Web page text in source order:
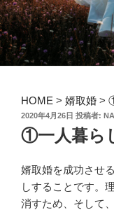
HOME > 婿取婚 >
投
稿
日:
2020年4月26日 投稿者:
①一人暮ら
婿取婚を成功させ
しすることです。
消すため、そして